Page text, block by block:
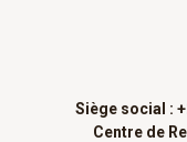
Siège social :
Centre de